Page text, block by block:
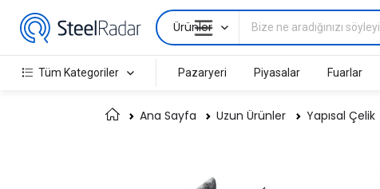
Ürünler
Tüm Kategoriler Pazaryeri Piyasalar Fuarlar
Ana Sayfa Uzun Ürünler Yapısal Çelik